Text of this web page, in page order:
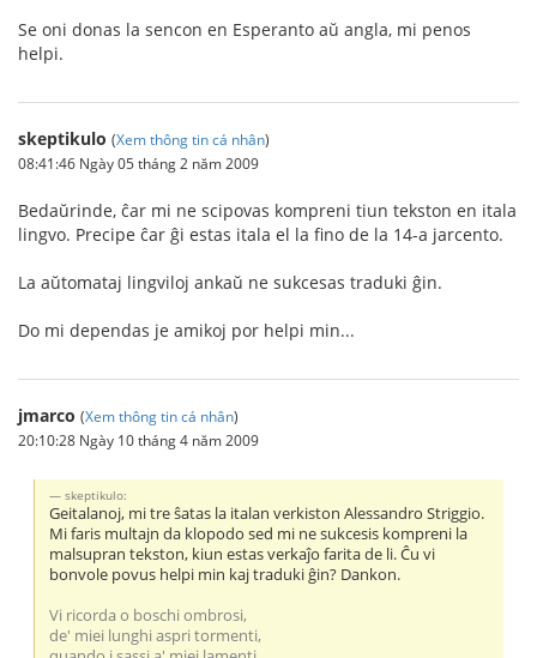
Se oni donas la sencon en Esperanto aŭ angla, mi penos
helpi.
skeptikulo (Xem thông tin cá nhân)
08:41:46 Ngày 05 tháng 2 năm 2009
Bedaŭrinde, ĉar mi ne scipovas kompreni tiun tekston en itala
lingvo. Precipe ĉar ĝi estas itala el la fino de la 14-a jarcento.
La aŭtomataj lingviloj ankaŭ ne sukcesas traduki ĝin.
Do mi dependas je amikoj por helpi min...
jmarco (Xem thông tin cá nhân)
20:10:28 Ngày 10 tháng 4 năm 2009
skeptikulo:
Geitalanoj, mi tre ŝatas la italan verkiston Alessandro Striggio.
Mi faris multajn da klopodo sed mi ne sukcesis kompreni la
malsupran tekston, kiun estas verkaĵo farita de li. Ĉu vi
bonvole povus helpi min kaj traduki ĝin? Dankon.
Vi ricorda o boschi ombrosi,
de' miei lunghi aspri tormenti,